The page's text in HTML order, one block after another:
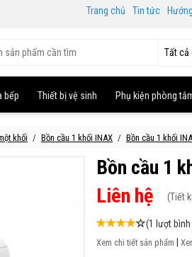
Trang chủ Tin tức
Tất cả
bếp Thiết bị vệ sinh Phụ kiện phòng
khối Bồn cầu 1 khối INAX Bồn cầu 1 khối
Bồn cầu 1
Liên hệ
(Tiết
(1 lượt
Xem chi tiết sản phẩm